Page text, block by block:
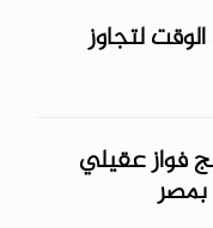
لتجاوز
فواز عقيلي
بمصر